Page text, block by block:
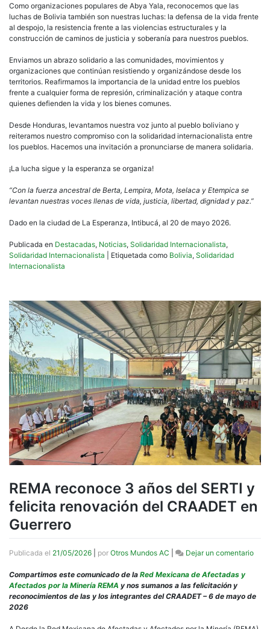
Como organizaciones populares de Abya Yala, reconocemos que las
luchas de Bolivia también son nuestras luchas: la defensa de la vida frente
al despojo, la resistencia frente a las violencias estructurales y la
construcción de caminos de justicia y soberanía para nuestros pueblos.
Enviamos un abrazo solidario a las comunidades, movimientos y
organizaciones que continúan resistiendo y organizándose desde los
territorios. Reafirmamos la importancia de la unidad entre los pueblos
frente a cualquier forma de represión, criminalización y ataque contra
quienes defienden la vida y los bienes comunes.
Desde Honduras, levantamos nuestra voz junto al pueblo boliviano y
reiteramos nuestro compromiso con la solidaridad internacionalista entre
los pueblos. Hacemos una invitación a pronunciarse de manera solidaria.
¡La lucha sigue y la esperanza se organiza!
“Con la fuerza ancestral de Berta, Lempira, Mota, Iselaca y Etempica se
levantan nuestras voces llenas de vida, justicia, libertad, dignidad y paz.”
Dado en la ciudad de La Esperanza, Intibucá, al 20 de mayo 2026.
Publicada en Destacadas, Noticias, Solidaridad Internacionalista,
Solidaridad Internacionalista
Etiquetada como Bolivia, Solidaridad
Internacionalista
REMA reconoce 3 años del SERTI y
felicita renovación del CRAADET en
Guerrero
Publicada el 21/05/2026 por Otros Mundos AC Dejar un comentarioen
años
Compartimos este comunicado de la Red Mexicana de Afectadas y
Afectados por la Minería REMA y nos sumanos a las felicitación y
reconocimientos de las y los integrantes del CRAADET – 6 de mayo de
2026